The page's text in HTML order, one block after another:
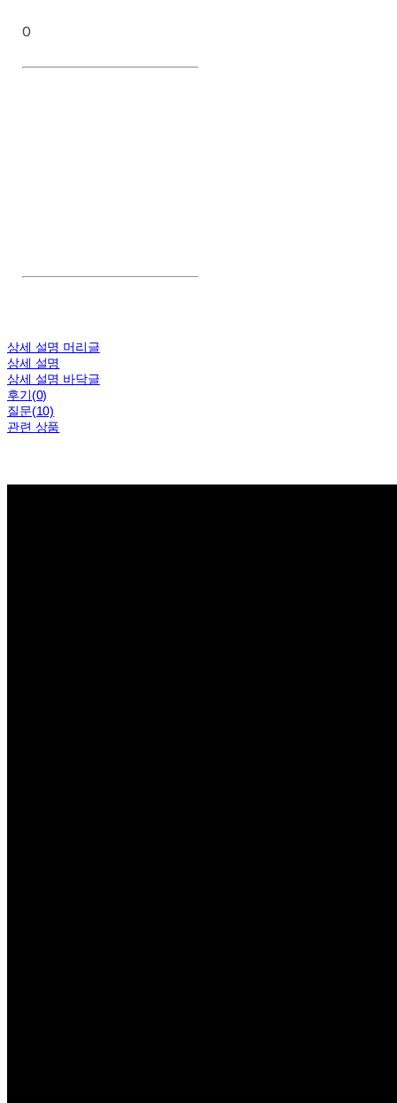
0
상세 설명 머리글
상세 설명
상세 설명 바닥글
후기(0)
질문(10)
관련 상품